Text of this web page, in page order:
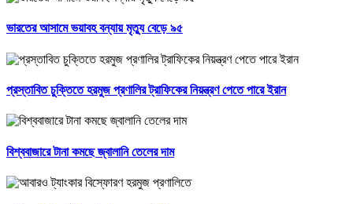
ভারতের আসামে ভয়াবহ বন্যায় মৃত্যু বেড়ে ৯৫
প্রস্তাবিত চুক্তিতে হরমুজ প্রণালির ট্রাফিকের নিয়ন্ত্রণ পেতে পারে ইরান
বিশ্ববাজারে টানা কমছে জ্বালানি তেলের দাম